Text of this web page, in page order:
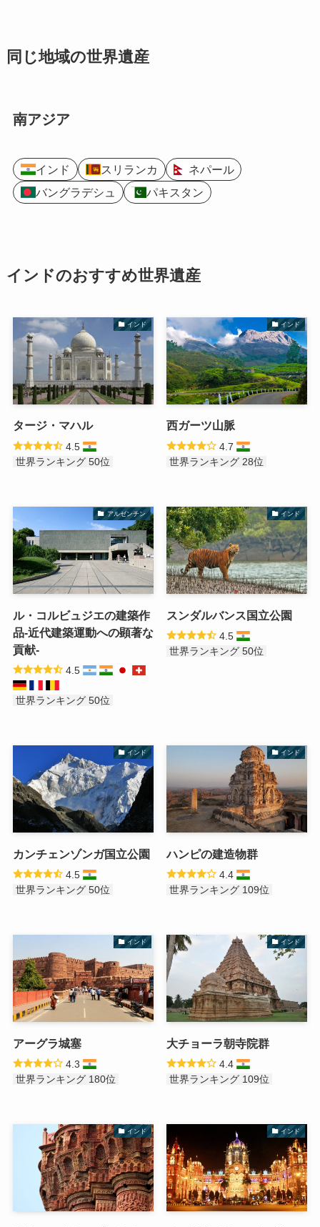
同じ地域の世界遺産
南アジア
インド スリランカ
ネパール
バングラデシュ
パキスタン
インドのおすすめ世界遺産
インド
タージ・マハル
4.5
世界ランキング 50位
インド
西ガーツ山脈
4.7
世界ランキング 28位
アルゼンチン
ル・コルビュジエの建築作
品-近代建築運動への顕著な
貢献-
4.5
世界ランキング 50位
インド
スンダルバンス国立公園
4.5
世界ランキング 50位
インド
カンチェンゾンガ国立公園
4.5
世界ランキング 50位
インド
ハンピの建造物群
4.4
世界ランキング 109位
インド
アーグラ城塞
4.3
世界ランキング 180位
インド
大チョーラ朝寺院群
4.4
世界ランキング 109位
インド インド